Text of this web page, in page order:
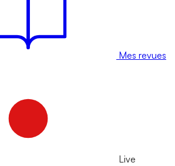
Mes revues
Live